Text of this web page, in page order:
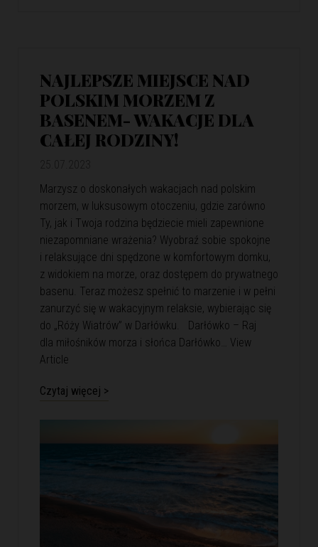
NAJLEPSZE MIEJSCE NAD
POLSKIM MORZEM Z
BASENEM- WAKACJE DLA
CAŁEJ RODZINY!
Marzysz o doskonałych wakacjach nad polskim
morzem, w luksusowym otoczeniu, gdzie zarówno
Ty, jak i Twoja rodzina będziecie mieli zapewnione
niezapomniane wrażenia? Wyobraź sobie spokojne
i relaksujące dni spędzone w komfortowym domku,
z widokiem na morze, oraz dostępem do prywatnego
basenu. Teraz możesz spełnić to marzenie i w pełni
zanurzyć się w wakacyjnym relaksie, wybierając się
do „Róży Wiatrów” w Darłówku. Darłówko – Raj
dla miłośników morza i słońca Darłówko… View
Article
Czytaj więcej >